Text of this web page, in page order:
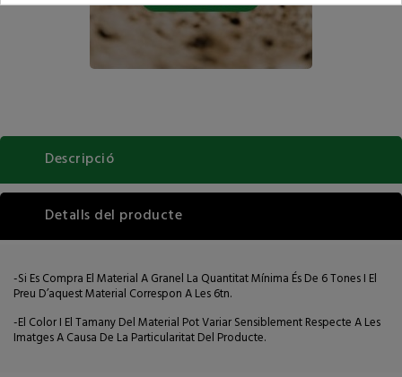
Descripció
Detalls del producte
-Si Es Compra El Material A Granel La Quantitat Mínima És De 6 Tones I El
Preu D’aquest Material Correspon A Les 6tn.
-El Color I El Tamany Del Material Pot Variar Sensiblement Respecte A Les
Imatges A Causa De La Particularitat Del Producte.